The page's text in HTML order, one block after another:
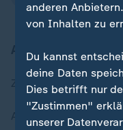
Aktuell bei
Zuletzt veröffentlicht
Aktuelle Sendungs-
anderen
von Inhalten zu
Du kannst
deine Daten
Dies betrifft nur
"Zustimmen"
unserer